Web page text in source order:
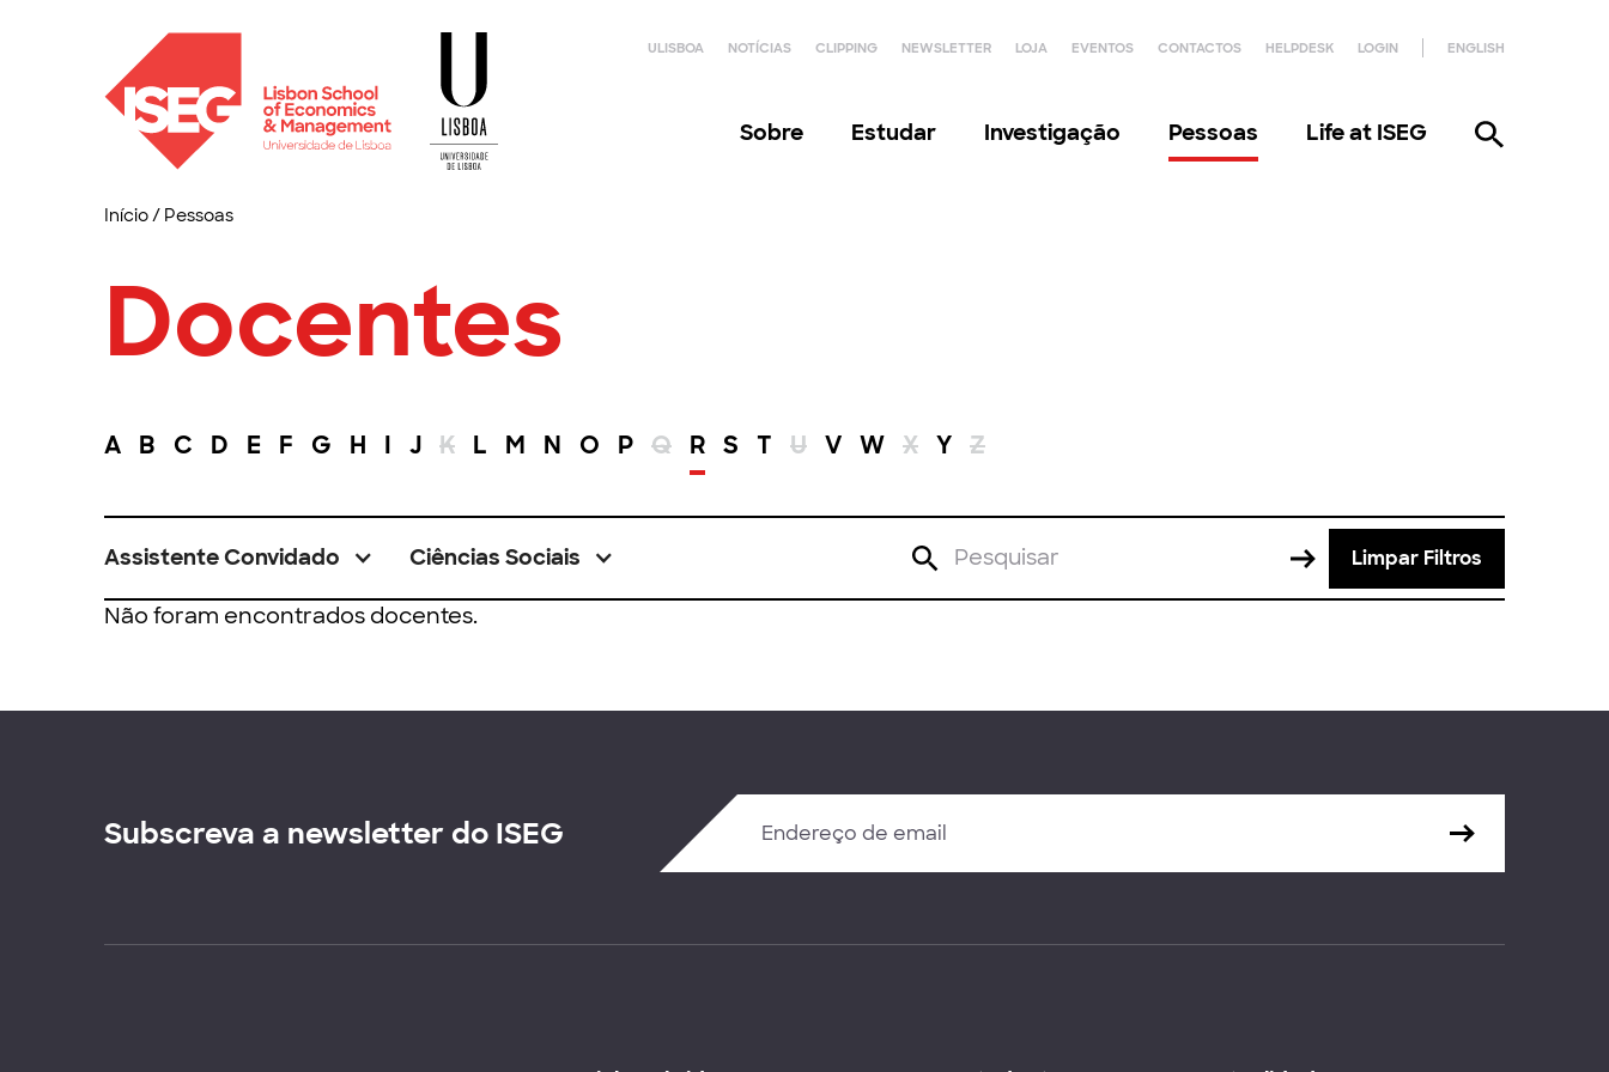
ULISBOA NOTÍCIAS CLIPPING NEWSLETTER LOJA EVENTOS CONTACTOS HELPDESK LOGIN ENGLISH
Sobre Estudar Investigação Pessoas Life at ISEG
Início/ Pessoas
Docentes
A B C D E F G H I J K L M N O P Q R S T U V W X Y Z
Assistente Convidado Ciências Sociais Limpar Filtros
Não foram encontrados docentes.
Subscreva a newsletter do ISEG